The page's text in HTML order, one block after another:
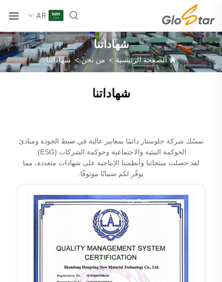
AR
شهاداتنا
الصفحة الرئيسية > من نحن>شهاداتنا
شهاداتنا
تمسّك شركة جلوستار دائمًا بمعايير عالية في ضبط الجودة ومبادئ
الحوكمة البيئية والاجتماعية وحوكمة الشركات (ESG).
لقد حصلت منتجاتنا وأنظمتنا الإنتاجية على شهادات متعددة، مما
يوفّر لكم ضمانًا موثوقًا.